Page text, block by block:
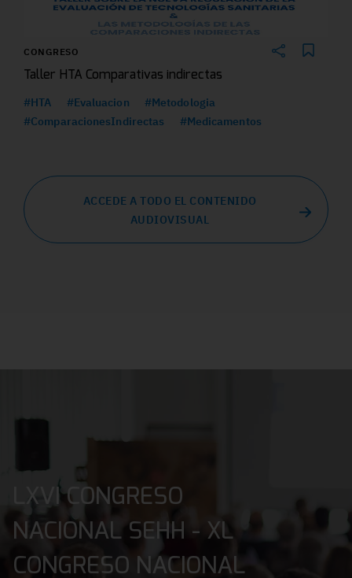
CONGRESO
Taller HTA Comparativas indirectas
#HTA #Evaluacion
#Metodologia
#ComparacionesIndirectas
#Medicamentos
ACCEDE A TODO EL CONTENIDO
AUDIOVISUAL
LXVI CONGRESO
NACIONAL SEHH - XL
CONGRESO NACIONAL